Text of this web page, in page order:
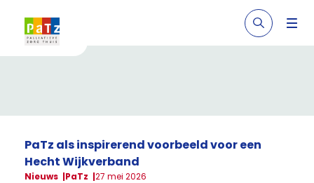
PaTz als inspirerend voorbeeld voor een
Hecht Wijkverband
Nieuws PaTz 27 mei 2026